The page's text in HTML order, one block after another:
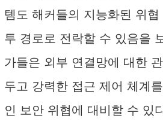
템도 해커들의 지능화된 위
투 경로로 전락할 수 있음을
가들은 외부 연결망에 대한
두고 강력한 접근 제어 체계
인 보안 위협에 대비할 수 있